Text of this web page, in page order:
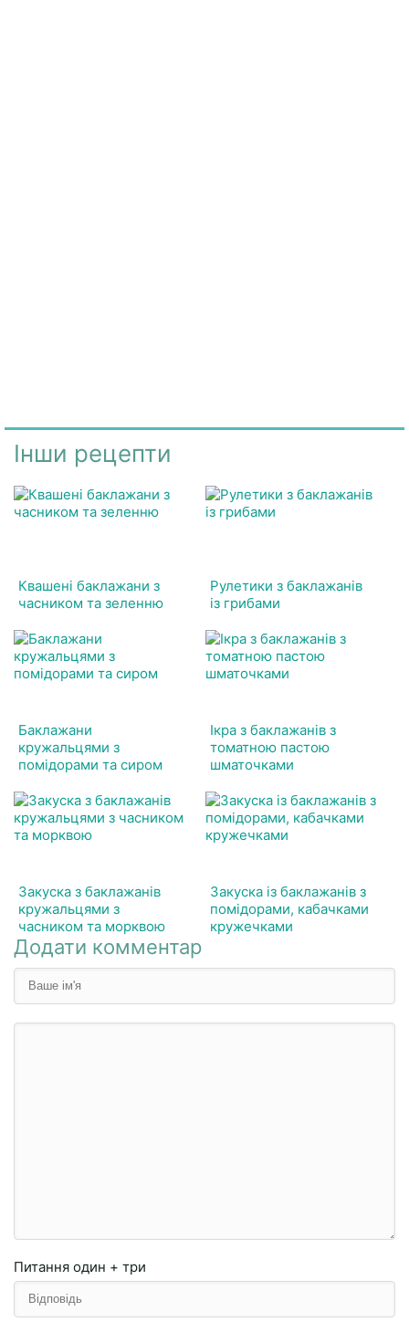
Інши рецепти
Квашені баклажани з
часником та зеленню
Рулетики з баклажанів
із грибами
Баклажани
кружальцями з
помідорами та сиром
Ікра з баклажанів з
томатною пастою
шматочками
Закуска з баклажанів
кружальцями з
часником та морквою
Закуска із баклажанів з
помідорами, кабачками
кружечками
Додати комментар
Питання один + три